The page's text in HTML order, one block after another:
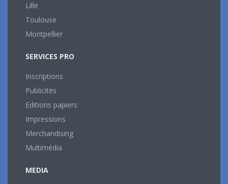
Lille
Toulouse
Montpellier
SERVICES PRO
Inscriptions
Publicités
Editions papiers
Impressions
Merchandising
Multimédia
MEDIA